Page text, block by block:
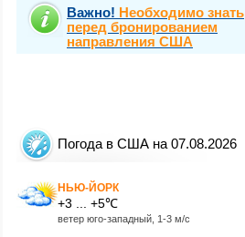
Важно! Необходимо знать
перед бронированием
направления США
Погода в США на 07.08.2026
НЬЮ-ЙОРК
+3 ... +5℃
ветер юго-западный, 1-3 м/с